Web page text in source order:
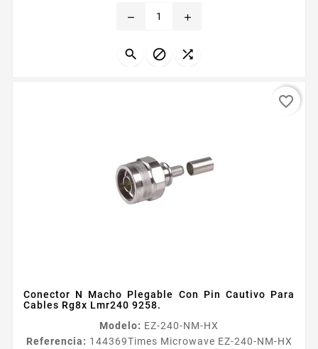
remove add
  
Conector N Macho Plegable Con Pin Cautivo Para
Cables Rg8x Lmr240 9258.
Modelo: EZ-240-NM-HX
Referencia: 144369Times Microwave EZ-240-NM-HX
favorite_border